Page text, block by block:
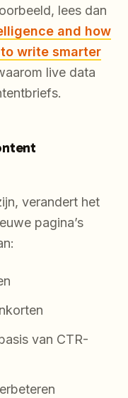
lees dan
and how
write smarter
live data
verandert het
pagina’s
van CTR-